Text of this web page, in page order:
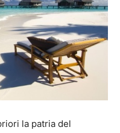
la patria del